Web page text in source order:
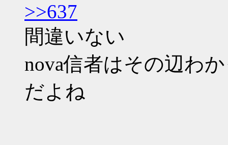
>>637
間違いない
nova信者はその辺わ
だよね